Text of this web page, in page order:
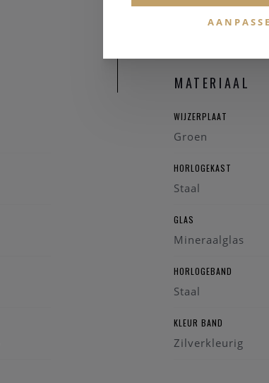
MATERIAAL
WIJZERPLAAT
Groen
HORLOGEKAST
Staal
GLAS
Mineraalglas
HORLOGEBAND
Staal
KLEUR BAND
Zilverkleurig